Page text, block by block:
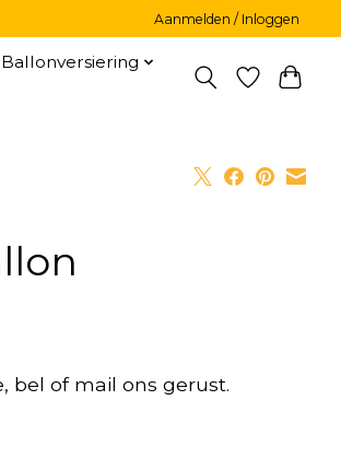
Aanmelden / Inloggen
Ballonversiering
bel of mail ons gerust.
product is